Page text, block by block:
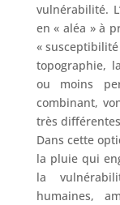
vulnérabilité.
en « aléa » à
« susceptibilité
topographie,
ou moins
combinant,
très
Dans cette
la pluie qui
la
humaines,